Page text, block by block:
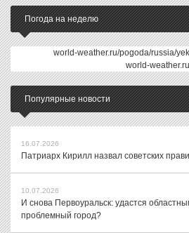
Погода на неделю
world-weather.ru/pogoda/russia/
world-weather.ru
Популярные новости
16.07.2026
Патриарх Кирилл назвал советских
10.07.2026
И снова Первоуральск: удастся
проблемный город?